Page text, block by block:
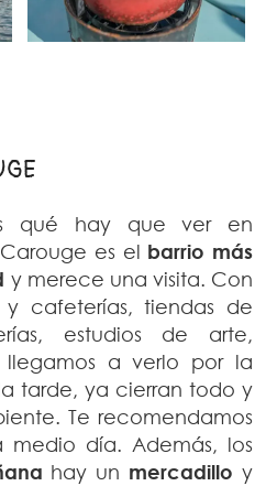
qué hay que ver en
es el barrio más
y merece una visita. Con
y cafeterías, tiendas de
estudios de arte,
llegamos a verlo por la
tarde, ya cierran todo y
Te recomendamos
día. Además, los
hay un mercadillo y